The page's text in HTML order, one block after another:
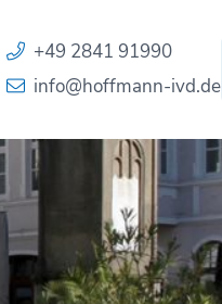
+49 2841 91990
info@hoffmann-ivd.de